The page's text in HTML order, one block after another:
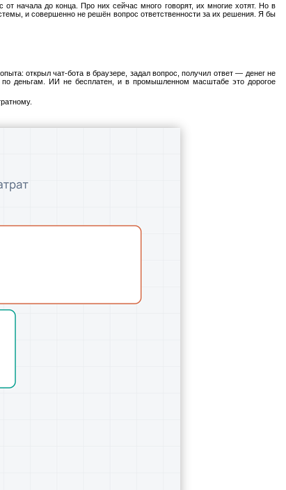
начала до конца. Про них сейчас много говорят, их многие хотят. Но в
и совершенно не решён вопрос ответственности за их решения. Я бы
открыл чат-бота в браузере, задал вопрос, получил ответ — денег не
деньгам. ИИ не бесплатен, и в промышленном масштабе это дорогое